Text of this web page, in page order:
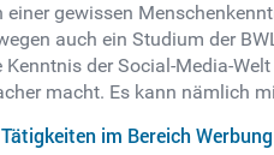
einer gewissen
auch ein Studium der
Kenntnis der Social-Media-
macht. Es kann nämlich
im Bereich